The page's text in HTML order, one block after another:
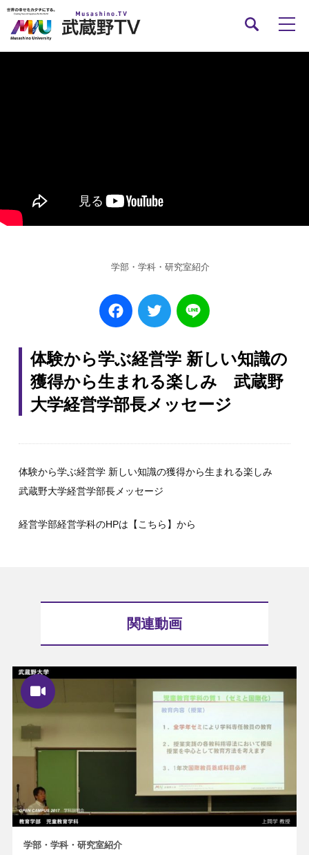
学部・学科・研究室紹介
Facebook
Twitter
体験から学ぶ経営学 新しい知識の
獲得から生まれる楽しみ 武蔵野
大学経営学部長メッセージ
体験から学ぶ経営学 新しい知識の獲得から生まれる楽しみ
武蔵野大学経営学部長メッセージ
経営学部経営学科のHPは 【こちら】 から
関連動画
学部・学科・研究室紹介